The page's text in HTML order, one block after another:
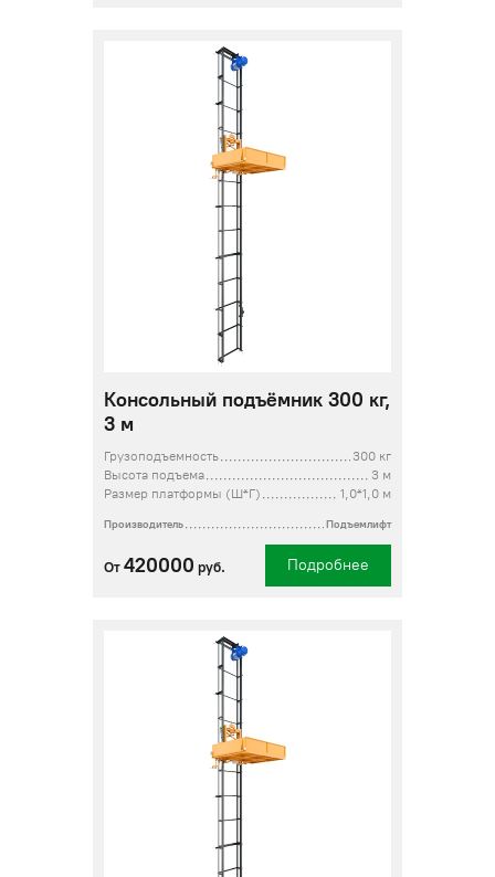
Консольный подъёмник 300 кг,
3 м
Грузоподъемность
300 кг
Высота подъема
3 м
Размер платформы (Ш*Г)
1,0*1,0 м
Производитель Подъемлифт
От 420000 руб. Подробнее